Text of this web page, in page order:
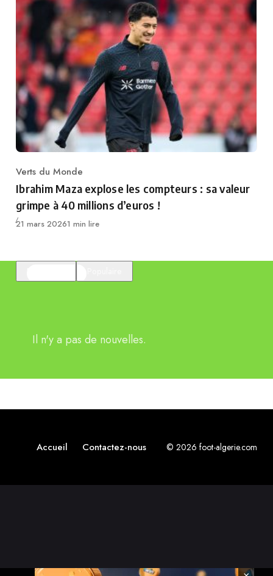
Category
Verts du Monde
Ibrahim Maza explose les compteurs : sa valeur
grimpe à 40 millions d’euros !
Publié
21 mars 20261 min lire
Il n'y a pas de nouvelles.
Accueil Contactez-nous © 2026 foot-algerie.com